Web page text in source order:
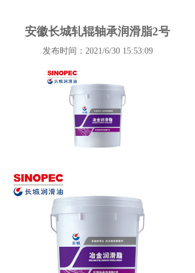
安徽长城轧辊轴承润滑脂2号
发布时间：2021/6/30 15:53:09